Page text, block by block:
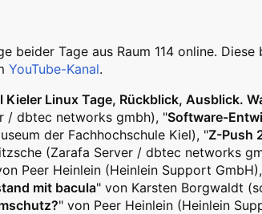
beider Tage aus Raum 114 online. Diese
YouTube-Kanal.
Kieler Linux Tage, Rückblick, Ausblick.
/ dbtec networks gmbh), "Software-
der Fachhochschule Kiel), "Z-Push
(Zarafa Server / dbtec networks
Peer Heinlein (Heinlein Support GmbH),
mit bacula" von Karsten Borgwaldt
" von Peer Heinlein (Heinlein